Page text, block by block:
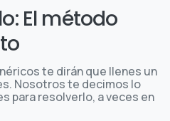
El método
te dirán que llenes un
Nosotros te decimos lo
para resolverlo, a veces en